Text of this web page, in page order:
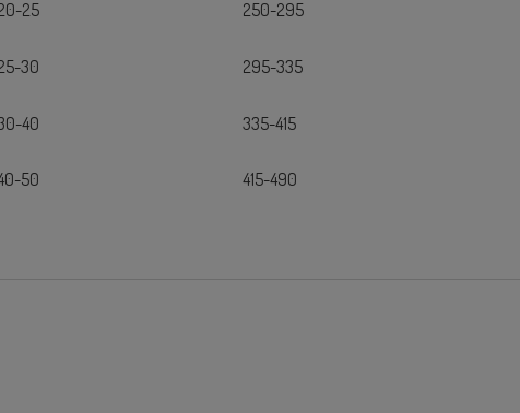
25 250-295
30 295-335
40 335-415
50 415-490